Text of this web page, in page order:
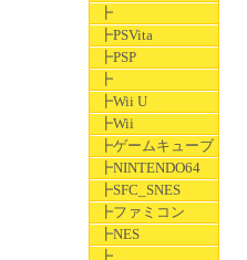
┣
┣PSVita
┣PSP
┣
┣Wii U
┣Wii
┣ゲームキューブ
┣NINTENDO64
┣SFC_SNES
┣ファミコン
┣NES
┣